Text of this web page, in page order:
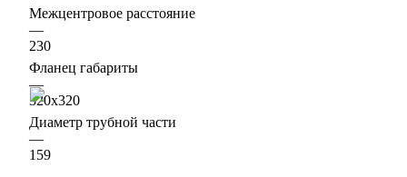
Межцентровое расстояние
—
230
Фланец габариты
—
320х320
Диаметр трубной части
—
159